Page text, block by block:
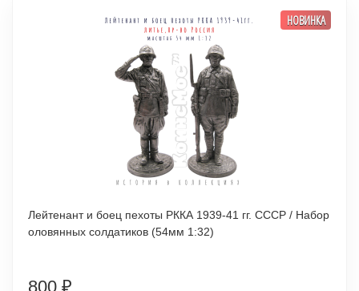
НОВИНКА
Лейтенант и боец пехоты РККА 1939-41 гг. СССР / Набор
оловянных солдатиков (54мм 1:32)
800 ₽